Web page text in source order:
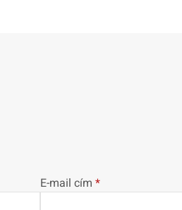
E-mail cím *